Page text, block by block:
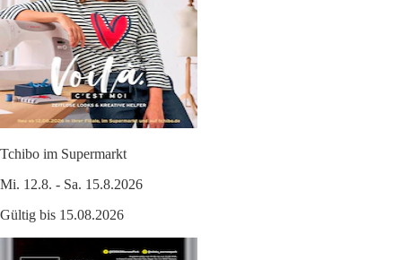
Tchibo im Supermarkt
Mi. 12.8. - Sa. 15.8.2026
Gültig bis 15.08.2026